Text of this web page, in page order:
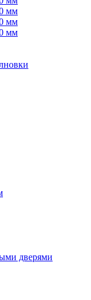
мм
мм
мм
дверями